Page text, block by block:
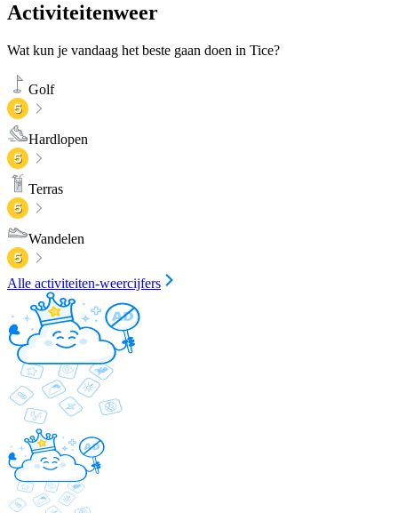
Activiteitenweer
Wat kun je vandaag het beste gaan doen in Tice?
Golf
Hardlopen
Terras
Wandelen
Alle activiteiten-weercijfers